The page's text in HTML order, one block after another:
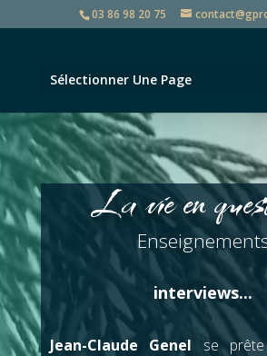
03 86 98 20 75
Sélectionner Une Page
La vie en
interviews...
Jean-Claude Genel se